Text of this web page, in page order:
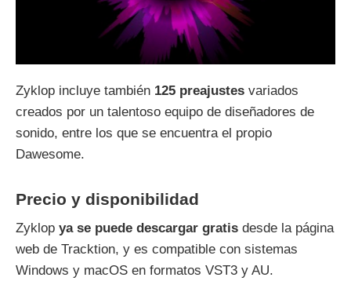
Zyklop incluye también 125 preajustes variados
creados por un talentoso equipo de diseñadores de
sonido, entre los que se encuentra el propio
Dawesome.
Precio y disponibilidad
Zyklop ya se puede descargar gratis desde la página
web de Tracktion, y es compatible con sistemas
Windows y macOS en formatos VST3 y AU.